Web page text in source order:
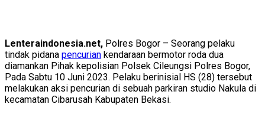
Lenteraindonesia.net, Polres Bogor – Seorang pelaku
tindak pidana pencurian kendaraan bermotor roda dua
diamankan Pihak kepolisian Polsek Cileungsi Polres Bogor,
Pada Sabtu 10 Juni 2023. Pelaku berinisial HS (28) tersebut
melakukan aksi pencurian di sebuah parkiran studio Nakula di
kecamatan Cibarusah Kabupaten Bekasi.